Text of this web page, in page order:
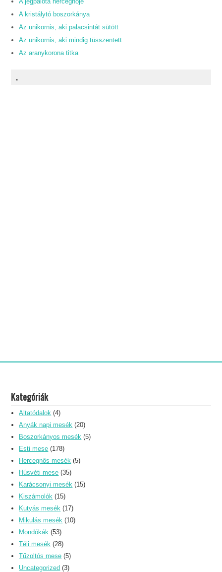
A kristálytó boszorkánya
Az unikornis, aki palacsintát sütött
Az unikornis, aki mindig tüsszentett
Az aranykorona titka
.
Kategóriák
Altatódalok (4)
Anyák napi mesék (20)
Boszorkányos mesék (5)
Esti mese (178)
Hercegnős mesék (5)
Húsvéti mese (35)
Karácsonyi mesék (15)
Kiszámolók (15)
Kutyás mesék (17)
Mikulás mesék (10)
Mondókák (53)
Téli mesék (28)
Tűzoltós mese (5)
Uncategorized (3)